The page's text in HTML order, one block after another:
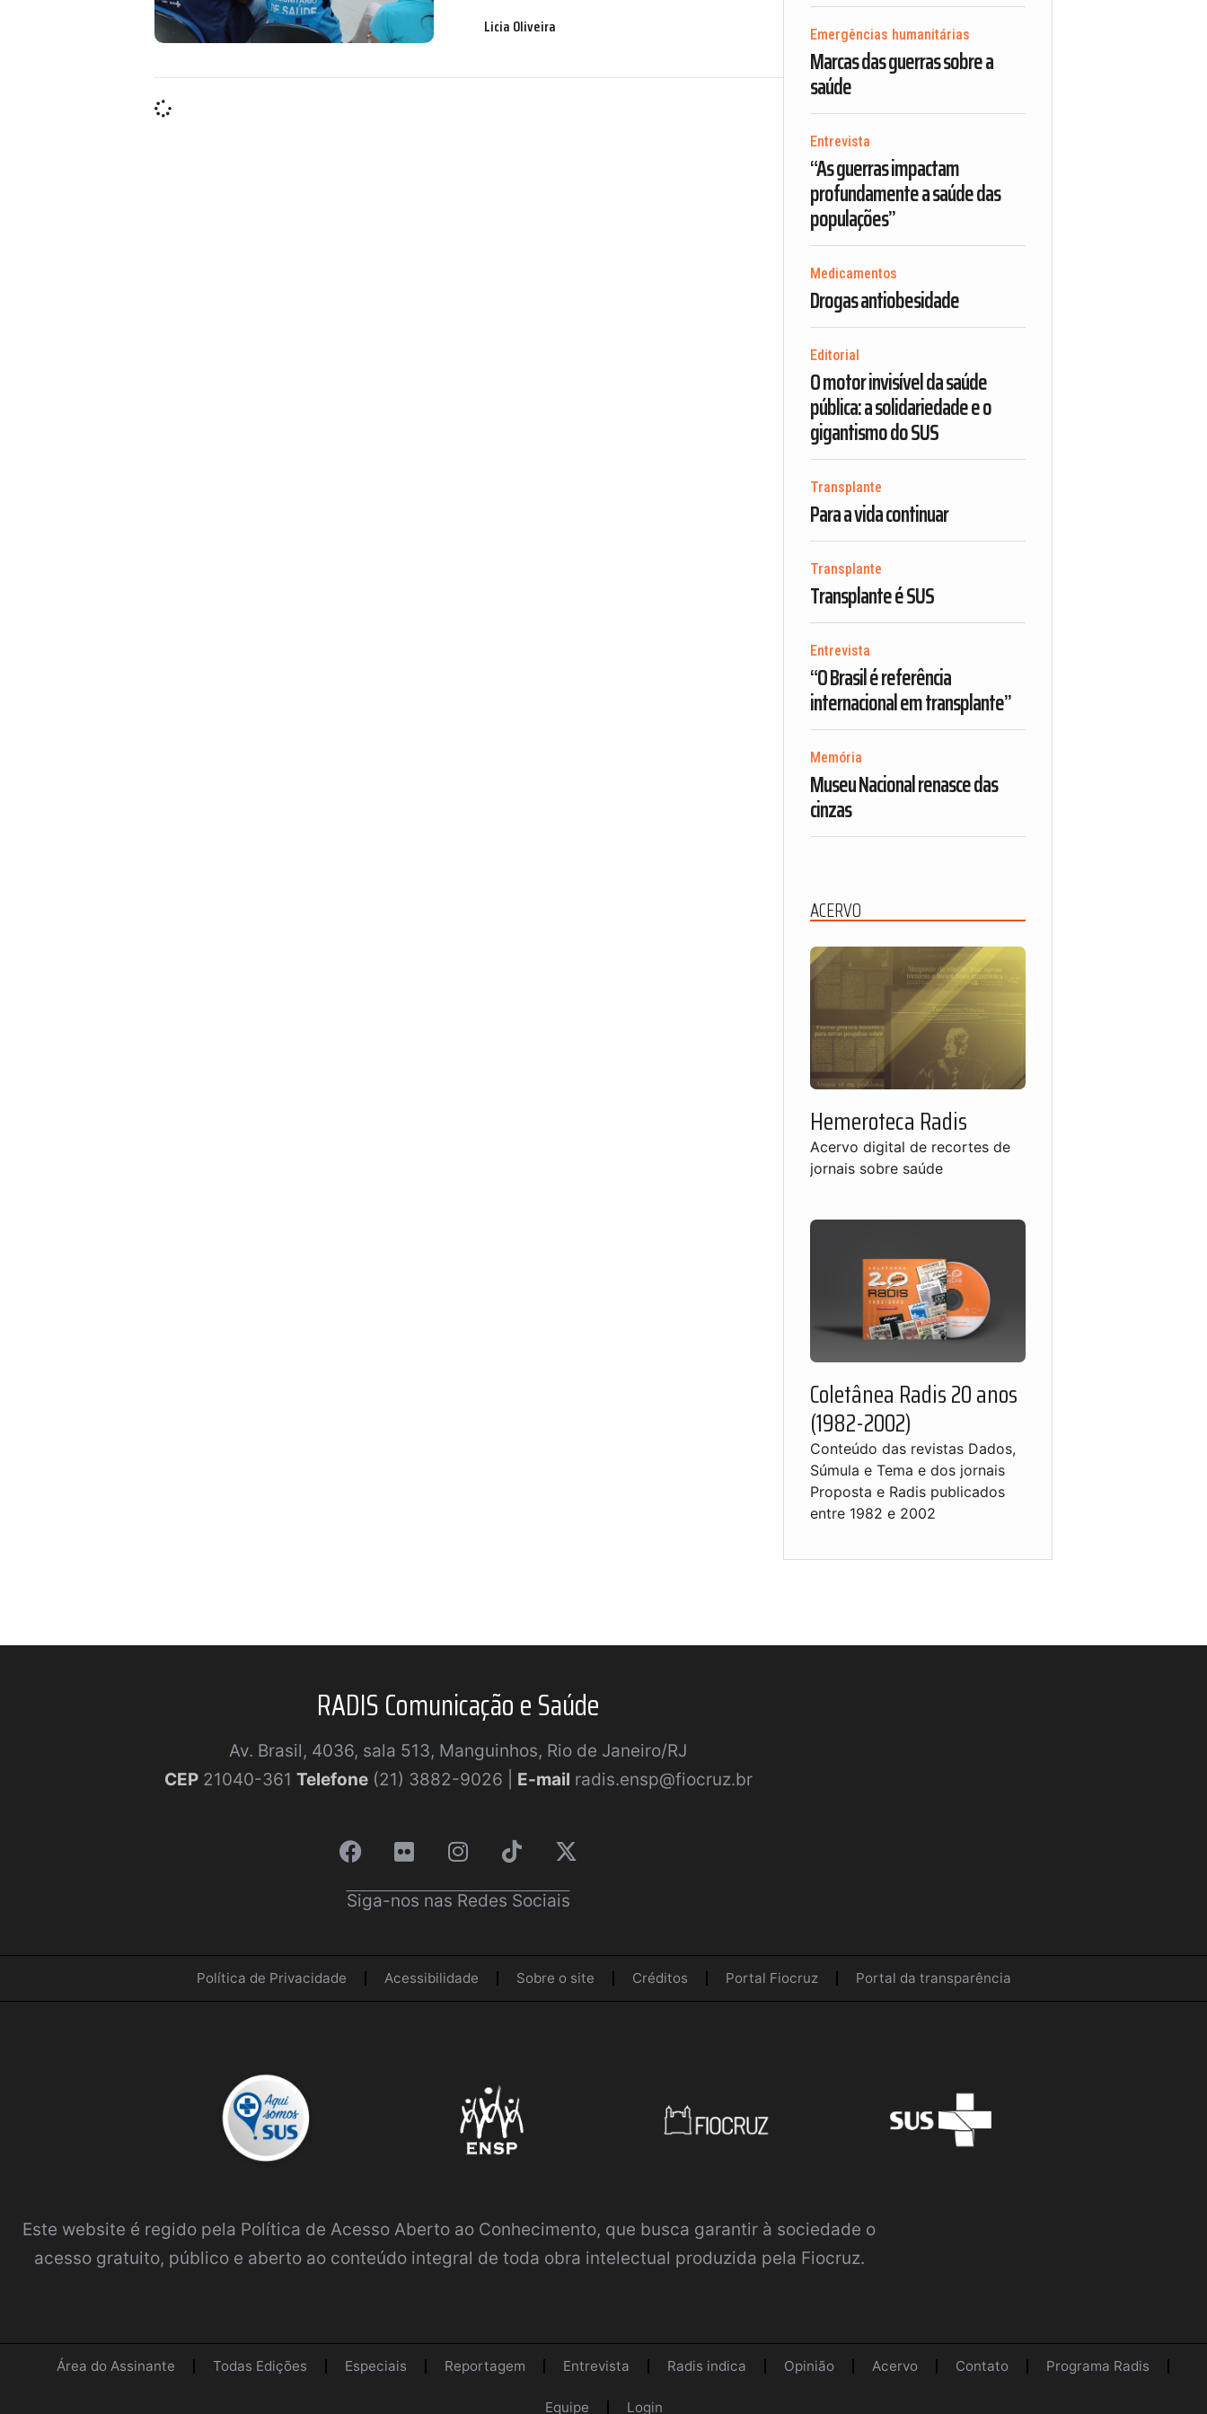
Licia Oliveira Emergências humanitárias
Marcas das guerras sobre a
saúde
Entrevista
“As guerras impactam
profundamente a saúde das
populações”
Medicamentos
Drogas antiobesidade
Editorial
O motor invisível da saúde
pública: a solidariedade e o
gigantismo do SUS
Transplante
Para a vida continuar
Transplante
Transplante é SUS
Entrevista
“O Brasil é referência
internacional em transplante”
Memória
Museu Nacional renasce das
cinzas
ACERVO
Hemeroteca Radis
Acervo digital de recortes de
jornais sobre saúde
Coletânea Radis 20 anos
(1982-2002)
Conteúdo das revistas Dados,
Súmula e Tema e dos jornais
Proposta e Radis publicados
entre 1982 e 2002
RADIS Comunicação e Saúde
Av. Brasil, 4036, sala 513, Manguinhos, Rio de Janeiro/RJ
CEP21040-361 Telefone(21) 3882-9026 | E-mail radis.ensp@fiocruz.br
Siga-nos nas Redes Sociais
Política de Privacidade Acessibilidade Sobre o site Créditos Portal Fiocruz Portal da transparência
Este website é regido pela Política de Acesso Aberto ao Conhecimento, que busca garantir à sociedade o
acesso gratuito, público e aberto ao conteúdo integral de toda obra intelectual produzida pela Fiocruz.
Área do Assinante Todas Edições Especiais Reportagem Entrevista Radis indica Opinião Acervo Contato Programa Radis
Equipe Login